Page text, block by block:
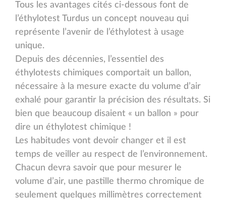
Tous les avantages cités ci-dessous font de
l’éthylotest Turdus un concept nouveau qui
représente l’avenir de l’éthylotest à usage
unique.
Depuis des décennies, l’essentiel des
éthylotests chimiques comportait un ballon,
nécessaire à la mesure exacte du volume d’air
exhalé pour garantir la précision des résultats. Si
bien que beaucoup disaient « un ballon » pour
dire un éthylotest chimique !
Les habitudes vont devoir changer et il est
temps de veiller au respect de l’environnement.
Chacun devra savoir que pour mesurer le
volume d’air, une pastille thermo chromique de
seulement quelques millimètres correctement